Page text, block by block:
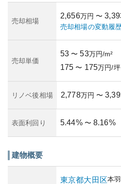
**外観:**
このマンションは、1990年代後
の建築スタイルが反映されてお
いとしての居心地の良さを意識し
られており、特に羽田空港への近
期待できます。
**所有リスク:**
産価格の変動や、エリアの発展や
響される点が挙げられます。ま
ることから、将来的な維持費や
売却相場
2,656万円 〜
売却相場の変動履
売却単価
53 〜 53万円/m²
175 〜 175万円/坪
リノベ後相場 2,778万円 〜
表面利回り 5.44% 〜 8.16%
建物概要
東京都大田区本